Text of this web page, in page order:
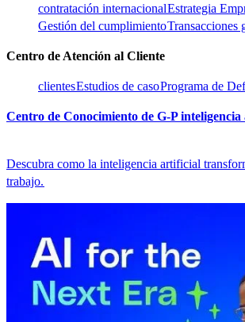
contratación internacional​​Estrategia
Gestión del cumplimiento​​Transacciones
Centro de Atención al Cliente​​
clientes​​Estudios de caso​​Programa de
Centro de Conocimiento de G-P
Descubra como la inteligencia artificial
trabajo.​​